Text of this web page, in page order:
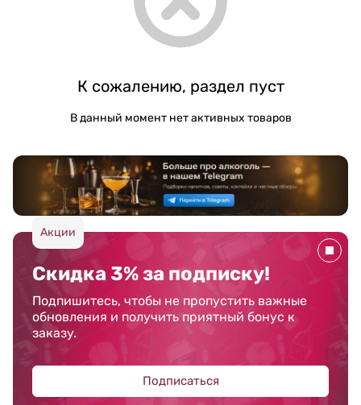
К сожалению, раздел пуст
В данный момент нет активных товаров
Акции
Скидка 3% за подписку!
Подпишитесь, чтобы не пропустить важные
обновления и получить приятный бонус к
заказу.
Подписаться